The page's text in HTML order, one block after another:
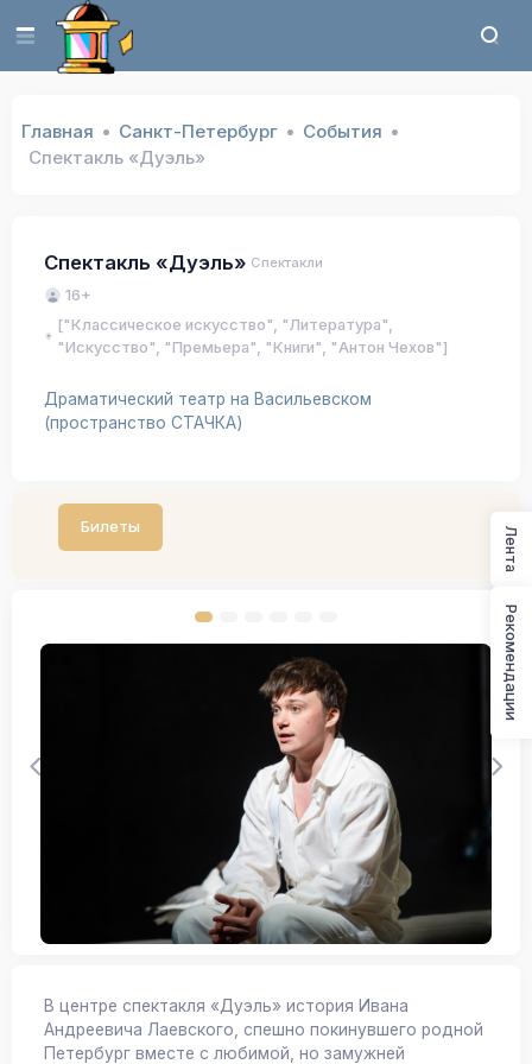
Главная Санкт-Петербург
События
Спектакль «Дуэль»
Спектакль «Дуэль» Спектакли
16+
["Классическое искусство", "Литература",
"Искусство", "Премьера", "Книги", "Антон Чехов"]
Драматический театр на Васильевском
(пространство СТАЧКА)
Билеты
В центре спектакля «Дуэль» история Ивана
Андреевича Лаевского, спешно покинувшего родной
Петербург вместе с любимой, но замужней
Лента
Рекомендации